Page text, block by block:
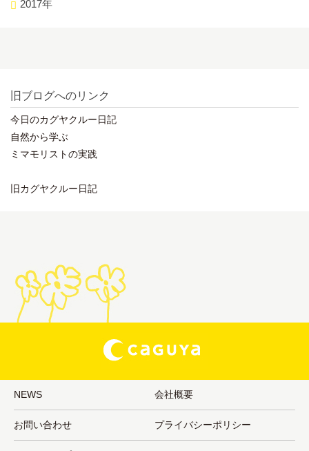
2017年
旧ブログへのリンク
今日のカグヤクルー日記
自然から学ぶ
ミマモリストの実践
旧カグヤクルー日記
NEWS 会社概要
お問い合わせ プライバシーポリシー